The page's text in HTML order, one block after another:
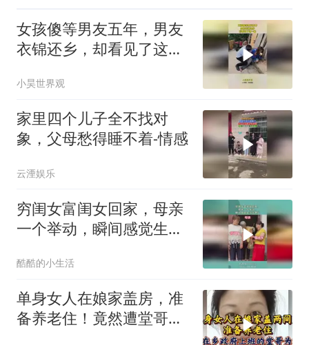
女孩傻等男友五年，男友
衣锦还乡，却看见了这一
小昊世界观
家里四个儿子全不找对
象，父母愁得睡不着-情感
云湮娱乐
穷闺女富闺女回家，母亲
一个举动，瞬间感觉生活
酷酷的小生活
单身女人在娘家盖房，准
备养老住！竟然遭堂哥故